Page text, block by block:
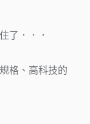
了．．．
格、高科技的